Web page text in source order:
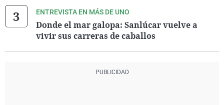
ENTREVISTA EN MÁS DE UNO
Donde el mar galopa: Sanlúcar vuelve a
vivir sus carreras de caballos